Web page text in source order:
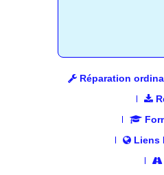
Réparation
Liens